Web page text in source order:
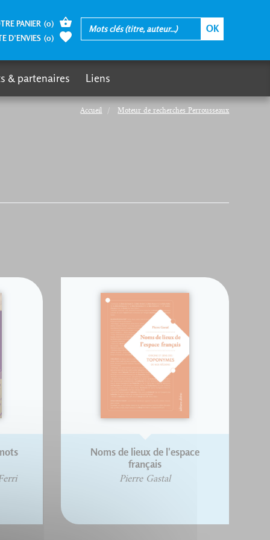
Accueil Moteur de recherches Perrousseaux
Noms de lieux de l'espace
français
Pierre Gastal
PANIER (0)
D’ENVIES (0)
& partenaires Liens